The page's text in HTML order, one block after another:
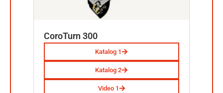
CoroTurn 300
Katalog 1
Katalog 2
Video 1